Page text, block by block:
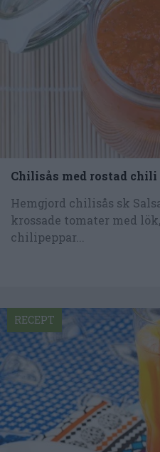
Chilisås med rostad chili
Hemgjord chilisås sk
krossade tomater med
chilipeppar...
RECEPT